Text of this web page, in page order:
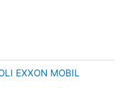
EXXON MOBIL